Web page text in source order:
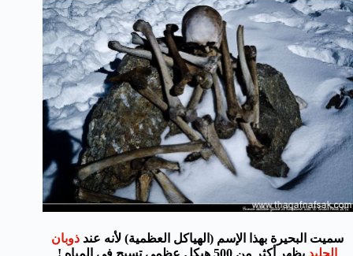
سميت البحيرة بهذا الإسم (الهياكل العظمية) لأنه عند ذوبان
الجليد يظهر أكثر من 500 هيكل عظمى تسبح في المياه !